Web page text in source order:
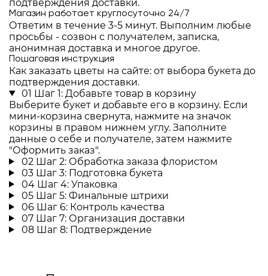
подтверждения доставки.
Магазин работает круглосуточно 24/7
Ответим в течение 3-5 минут. Выполним любые
просьбы - созвон с получателем, записка,
анонимная доставка и многое другое.
Пошаговая инструкция
Как заказать цветы на сайте: от выбора букета до
подтверждения доставки.
01 Шаг 1: Добавьте товар в корзину
Выберите букет и добавьте его в корзину. Если
мини-корзина свернута, нажмите на значок
корзины в правом нижнем углу. Заполните
данные о себе и получателе, затем нажмите
"Оформить заказ".
02 Шаг 2: Обработка заказа флористом
03 Шаг 3: Подготовка букета
04 Шаг 4: Упаковка
05 Шаг 5: Финальные штрихи
06 Шаг 6: Контроль качества
07 Шаг 7: Организация доставки
08 Шаг 8: Подтверждение